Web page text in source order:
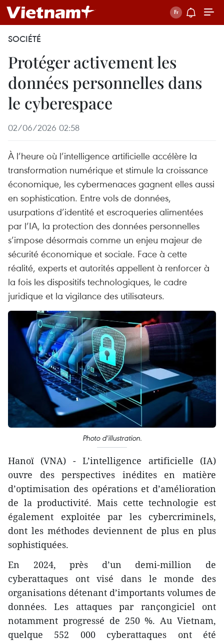
SOCIÉTÉ
Protéger activement les
données personnelles dans
le cyberespace
02/06/2026 02:58
À l’heure où l’intelligence artificielle accélère la
transformation numérique et stimule la croissance
économique, les cybermenaces gagnent elles aussi
en sophistication. Entre vols de données,
usurpations d’identité et escroqueries alimentées
par l’IA, la protection des données personnelles
s’impose désormais comme un enjeu majeur de
sécurité économique et sociale. Face à cette
réalité, experts et autorités appellent à renforcer à
la fois les dispositifs technologiques, le cadre
juridique et la vigilance des utilisateurs.
Photo d'illustration.
Hanoï (VNA) - L’intelligence artificielle (IA)
ouvre des perspectives inédites en matière
d’optimisation des opérations et d’amélioration
de la productivité. Mais cette technologie est
également exploitée par les cybercriminels,
dont les méthodes deviennent de plus en plus
sophistiquées.
En 2024, près d’un demi-million de
cyberattaques ont visé dans le monde des
organisations détenant d’importants volumes de
données. Les attaques par rançongiciel ont
notamment progressé de 250 %. Au Vietnam,
quelque 552 000 cyberattaques ont été